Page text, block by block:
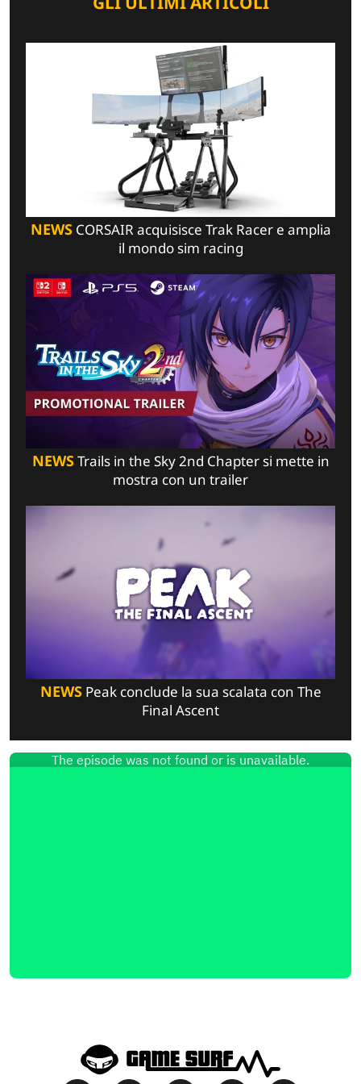
NEWSCORSAIR acquisisce Trak Racer e amplia
il mondo sim racing
NEWSTrails in the Sky 2nd Chapter si mette in
mostra con un trailer
NEWSPeak conclude la sua scalata con The
Final Ascent